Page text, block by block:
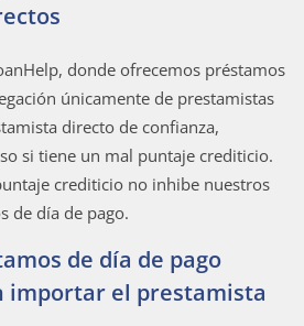
donde ofrecemos préstamos
únicamente de prestamistas
directo de confianza,
si tiene un mal puntaje crediticio.
crediticio no inhibe nuestros
de día de pago.
de día de pago
importar el prestamista